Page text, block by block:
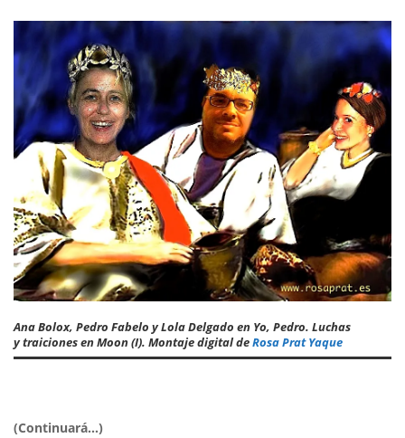
Ana Bolox, Pedro Fabelo y Lola Delgado en Yo, Pedro. Luchas
y traiciones en Moon (I). Montaje digital deRosa Prat Yaque
(Continuará…)